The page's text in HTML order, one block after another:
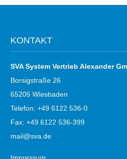
KONTAKT
SVA System Vertrieb Alexander
Borsigstraße 26
65205 Wiesbaden
Telefon: +49 6122 536-0
Fax: +49 6122 536-399
mail@sva.de